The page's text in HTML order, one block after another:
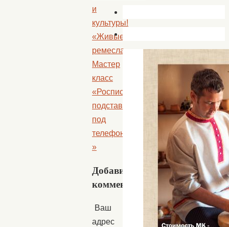
и
культуры!
«Живые
ремесла».
Мастер
класс
«Роспись
подставки
под
телефон»
»
Добавить
комментарий
Ваш
адрес